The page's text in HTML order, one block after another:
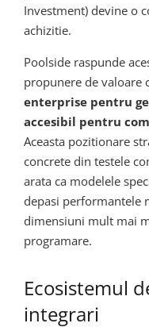
Investment) devine o
achizitie.
Poolside raspunde
propunere de valoare
enterprise pentru
accesibil pentru
Aceasta pozitionare
concrete din testele
arata ca modelele
depasi performantele
dimensiuni mult mai
programare.
Ecosistemul
integrari